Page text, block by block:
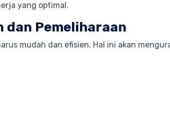
yang optimal.
dan Pemeliharaan
mudah dan efisien. Hal ini akan